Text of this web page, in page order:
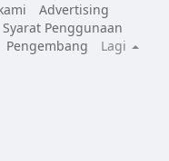
Advertising
Syarat Penggunaan
Pengembang
Lagi